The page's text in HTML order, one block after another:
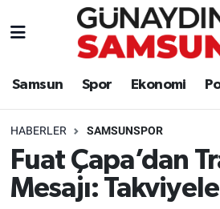
Samsun Spor Ekonomi
HABERLER SAMSUNSPOR
Fuat Çapa’dan
Mesajı:
Samsun
Politika
Nöbetçi Eczaneler
Süper Lig Puan Durumu ve